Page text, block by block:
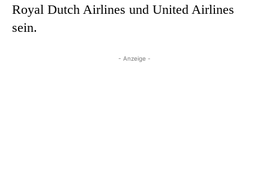
Royal Dutch Airlines und United Airlines
sein.
- Anzeige -